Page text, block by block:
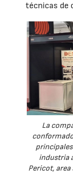
técnicas de
La
industria
Pericot, area